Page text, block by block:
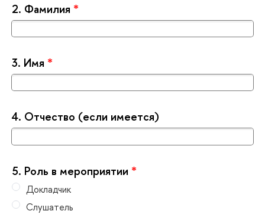
2. Фамилия *
3. Имя *
4. Отчество (если имеется)
5. Роль в мероприятии *
Докладчик
Слушатель